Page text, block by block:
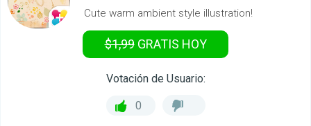
Cute warm ambient style illustration!
$1,99 GRATIS HOY
Votación de Usuario:
0